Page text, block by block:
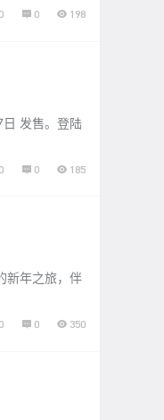
0 0 198
发售。登陆
0 0 185
新年之旅，伴
0 0 350